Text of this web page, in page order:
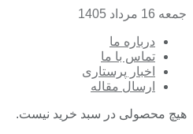
جمعه 16 مرداد 1405
درباره ما
تماس با ما
اخبار پرستاری
ارسال مقاله
هیچ محصولی در سبد خرید نیست.